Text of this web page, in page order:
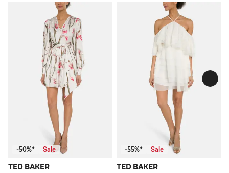
-50%* Sale
TED BAKER
-55%* Sale
TED BAKER